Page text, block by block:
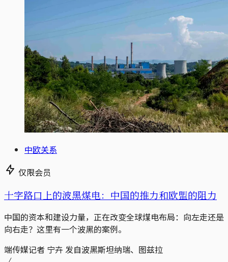
中欧关系
仅限会员
十字路口上的波黑煤电：中国的推力和欧盟的阻力
中国的资本和建设力量，正在改变全球煤电布局：向左走还是
向右走？这里有一个波黑的案例。
端传媒记者 宁卉 发自波黑斯坦纳瑞、图兹拉